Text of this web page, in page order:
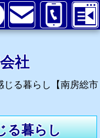
社
じる暮らし【南房総市
る暮らし